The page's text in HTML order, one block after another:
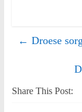
← Droese
Share This Post: